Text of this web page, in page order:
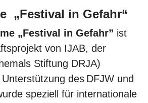
„Festival in Gefahr“
„Festival in Gefahr” ist
von IJAB, der
Stiftung DRJA)
des DFJW und
speziell für internationale